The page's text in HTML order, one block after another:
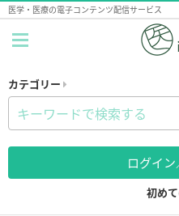
医学・医療の電子コンテンツ配信サービス
カテゴリー
ログイ
初め